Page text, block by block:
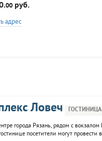
00руб.
адрес
Ловеч ГОСТИНИЦА
города Рязань, рядом с
посетители могут